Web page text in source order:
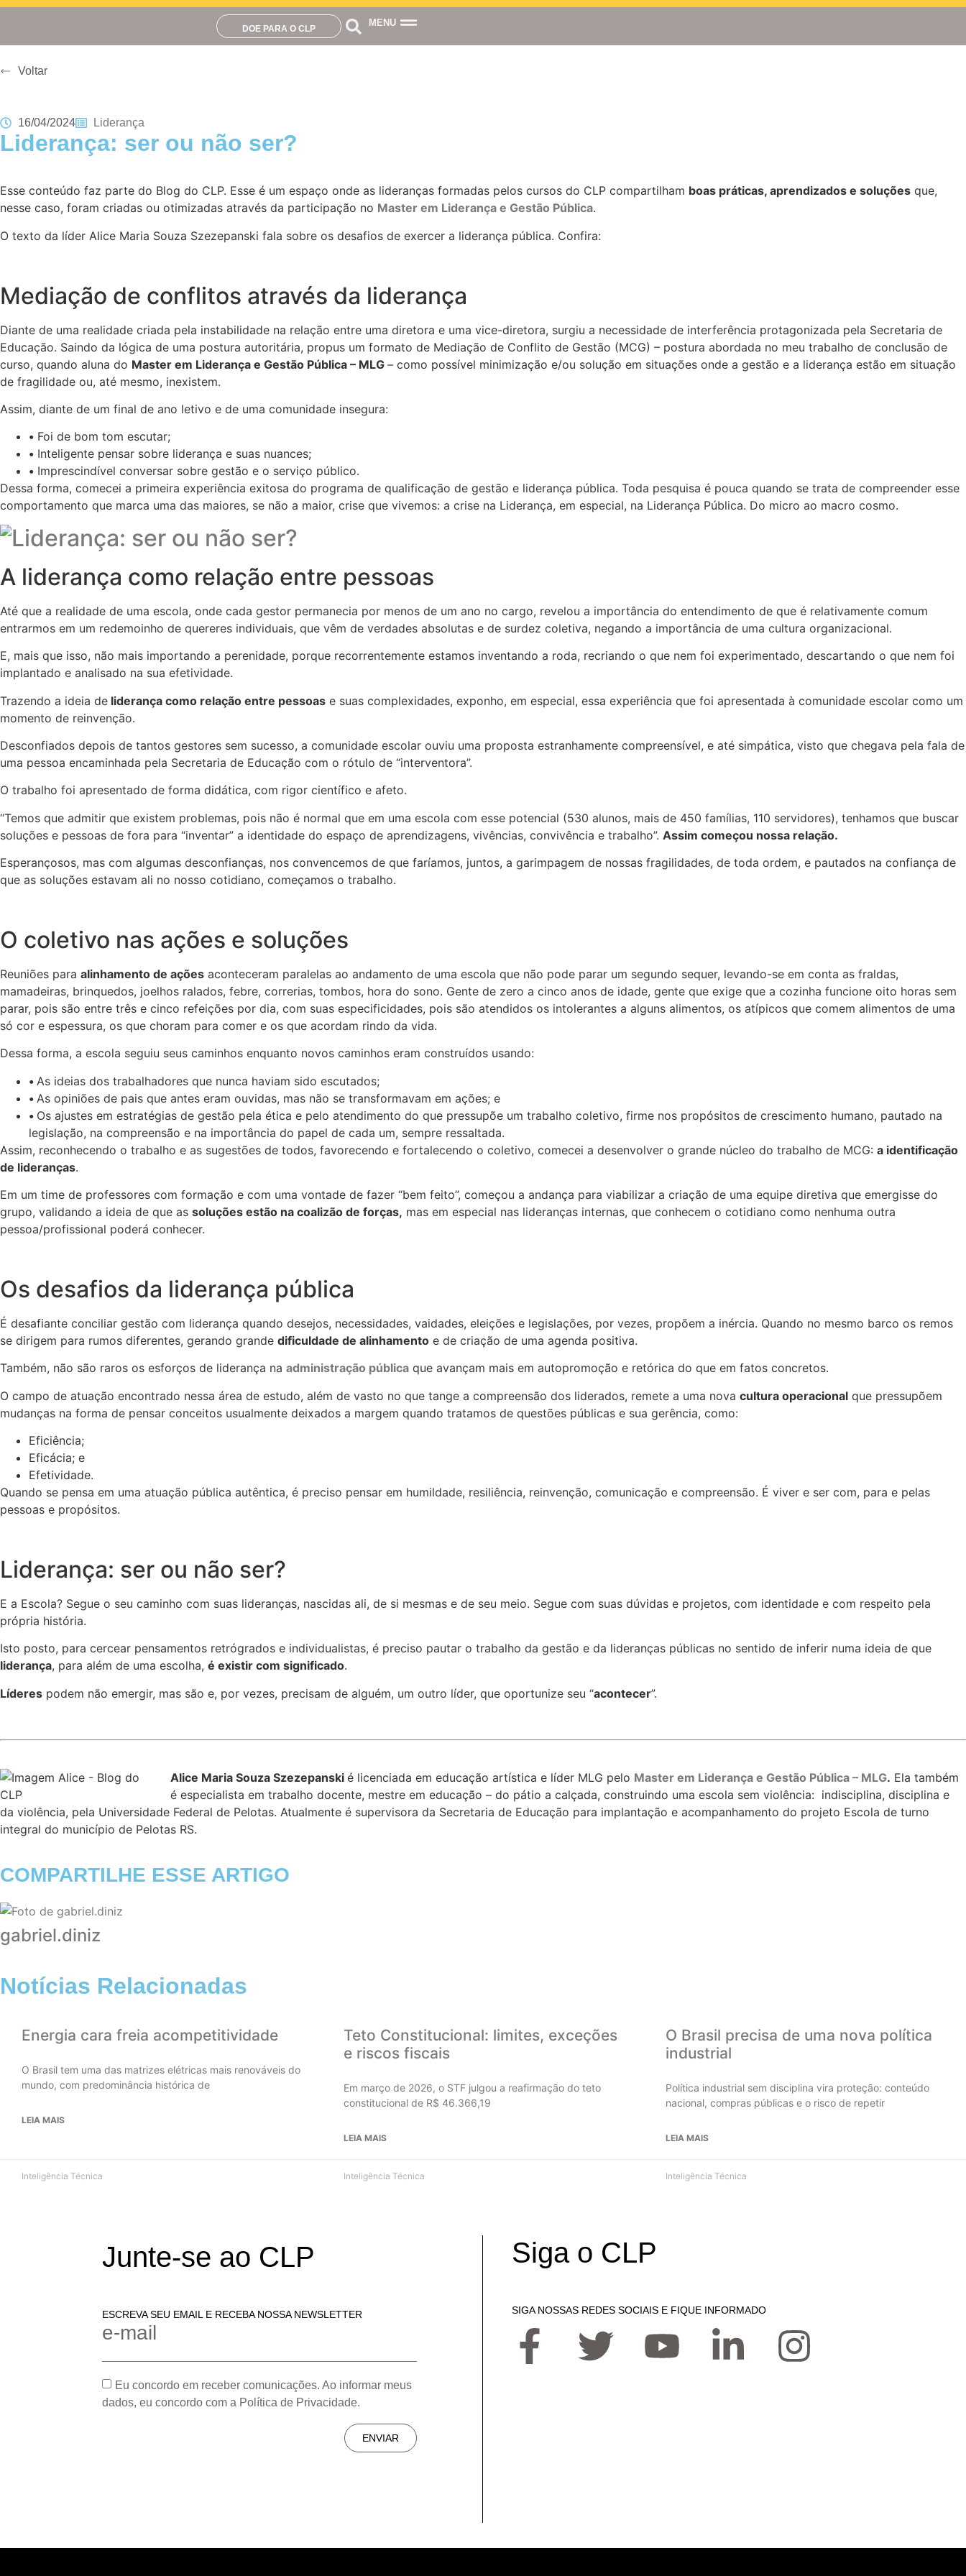
DOE PARA O CLP
MENU
Voltar
16/04/2024 Liderança
Liderança: ser ou não ser?
Esse conteúdo faz parte do Blog do CLP. Esse é um espaço onde as lideranças formadas pelos cursos do CLP compartilham boas práticas, aprendizados e soluções que,
nesse caso, foram criadas ou otimizadas através da participação no Master em Liderança e Gestão Pública.
O texto da líder Alice Maria Souza Szezepanski fala sobre os desafios de exercer a liderança pública. Confira:
Mediação de conflitos através da liderança
Diante de uma realidade criada pela instabilidade na relação entre uma diretora e uma vice-diretora, surgiu a necessidade de interferência protagonizada pela Secretaria de
Educação. Saindo da lógica de uma postura autoritária, propus um formato de Mediação de Conflito de Gestão (MCG) – postura abordada no meu trabalho de conclusão de
curso, quando aluna do Master em Liderança e Gestão Pública – MLG – como possível minimização e/ou solução em situações onde a gestão e a liderança estão em situação
de fragilidade ou, até mesmo, inexistem.
Assim, diante de um final de ano letivo e de uma comunidade insegura:
• Foi de bom tom escutar;
• Inteligente pensar sobre liderança e suas nuances;
• Imprescindível conversar sobre gestão e o serviço público.
Dessa forma, comecei a primeira experiência exitosa do programa de qualificação de gestão e liderança pública. Toda pesquisa é pouca quando se trata de compreender esse
comportamento que marca uma das maiores, se não a maior, crise que vivemos: a crise na Liderança, em especial, na Liderança Pública. Do micro ao macro cosmo.
A liderança como relação entre pessoas
Até que a realidade de uma escola, onde cada gestor permanecia por menos de um ano no cargo, revelou a importância do entendimento de que é relativamente comum
entrarmos em um redemoinho de quereres individuais, que vêm de verdades absolutas e de surdez coletiva, negando a importância de uma cultura organizacional.
E, mais que isso, não mais importando a perenidade, porque recorrentemente estamos inventando a roda, recriando o que nem foi experimentado, descartando o que nem foi
implantado e analisado na sua efetividade.
Trazendo a ideia de liderança como relação entre pessoas e suas complexidades, exponho, em especial, essa experiência que foi apresentada à comunidade escolar como um
momento de reinvenção.
Desconfiados depois de tantos gestores sem sucesso, a comunidade escolar ouviu uma proposta estranhamente compreensível, e até simpática, visto que chegava pela fala de
uma pessoa encaminhada pela Secretaria de Educação com o rótulo de “interventora”.
O trabalho foi apresentado de forma didática, com rigor científico e afeto.
“Temos que admitir que existem problemas, pois não é normal que em uma escola com esse potencial (530 alunos, mais de 450 famílias, 110 servidores), tenhamos que buscar
soluções e pessoas de fora para “inventar” a identidade do espaço de aprendizagens, vivências, convivência e trabalho”. Assim começou nossa relação.
Esperançosos, mas com algumas desconfianças, nos convencemos de que faríamos, juntos, a garimpagem de nossas fragilidades, de toda ordem, e pautados na confiança de
que as soluções estavam ali no nosso cotidiano, começamos o trabalho.
O coletivo nas ações e soluções
Reuniões para alinhamento de ações aconteceram paralelas ao andamento de uma escola que não pode parar um segundo sequer, levando-se em conta as fraldas,
mamadeiras, brinquedos, joelhos ralados, febre, correrias, tombos, hora do sono. Gente de zero a cinco anos de idade, gente que exige que a cozinha funcione oito horas sem
parar, pois são entre três e cinco refeições por dia, com suas especificidades, pois são atendidos os intolerantes a alguns alimentos, os atípicos que comem alimentos de uma
só cor e espessura, os que choram para comer e os que acordam rindo da vida.
Dessa forma, a escola seguiu seus caminhos enquanto novos caminhos eram construídos usando:
• As ideias dos trabalhadores que nunca haviam sido escutados;
• As opiniões de pais que antes eram ouvidas, mas não se transformavam em ações; e
• Os ajustes em estratégias de gestão pela ética e pelo atendimento do que pressupõe um trabalho coletivo, firme nos propósitos de crescimento humano, pautado na
legislação, na compreensão e na importância do papel de cada um, sempre ressaltada.
Assim, reconhecendo o trabalho e as sugestões de todos, favorecendo e fortalecendo o coletivo, comecei a desenvolver o grande núcleo do trabalho de MCG: a identificação
de lideranças.
Em um time de professores com formação e com uma vontade de fazer “bem feito”, começou a andança para viabilizar a criação de uma equipe diretiva que emergisse do
grupo, validando a ideia de que as soluções estão na coalizão de forças, mas em especial nas lideranças internas, que conhecem o cotidiano como nenhuma outra
pessoa/profissional poderá conhecer.
Os desafios da liderança pública
É desafiante conciliar gestão com liderança quando desejos, necessidades, vaidades, eleições e legislações, por vezes, propõem a inércia. Quando no mesmo barco os remos
se dirigem para rumos diferentes, gerando grande dificuldade de alinhamento e de criação de uma agenda positiva.
Também, não são raros os esforços de liderança na administração pública que avançam mais em autopromoção e retórica do que em fatos concretos.
O campo de atuação encontrado nessa área de estudo, além de vasto no que tange a compreensão dos liderados, remete a uma nova cultura operacional que pressupõem
mudanças na forma de pensar conceitos usualmente deixados a margem quando tratamos de questões públicas e sua gerência, como:
Eficiência;
Eficácia; e
Efetividade.
Quando se pensa em uma atuação pública autêntica, é preciso pensar em humildade, resiliência, reinvenção, comunicação e compreensão. É viver e ser com, para e pelas
pessoas e propósitos.
Liderança: ser ou não ser?
E a Escola? Segue o seu caminho com suas lideranças, nascidas ali, de si mesmas e de seu meio. Segue com suas dúvidas e projetos, com identidade e com respeito pela
própria história.
Isto posto, para cercear pensamentos retrógrados e individualistas, é preciso pautar o trabalho da gestão e da lideranças públicas no sentido de inferir numa ideia de que
liderança, para além de uma escolha, é existir com significado.
Líderes podem não emergir, mas são e, por vezes, precisam de alguém, um outro líder, que oportunize seu “acontecer”.
Alice Maria Souza Szezepanski é licenciada em educação artística e líder MLG pelo Master em Liderança e Gestão Pública – MLG. Ela também
é especialista em trabalho docente, mestre em educação – do pátio a calçada, construindo uma escola sem violência: indisciplina, disciplina e
da violência, pela Universidade Federal de Pelotas. Atualmente é supervisora da Secretaria de Educação para implantação e acompanhamento do projeto Escola de turno
integral do município de Pelotas RS.
COMPARTILHE ESSE ARTIGO
gabriel.diniz
Notícias Relacionadas
Energia cara freia acompetitividade
O Brasil tem uma das matrizes elétricas mais renováveis do
mundo, com predominância histórica de
LEIA MAIS
Inteligência Técnica
Teto Constitucional: limites, exceções
e riscos fiscais
Em março de 2026, o STF julgou a reafirmação do teto
constitucional de R$ 46.366,19
LEIA MAIS
Inteligência Técnica
O Brasil precisa de uma nova política
industrial
Política industrial sem disciplina vira proteção: conteúdo
nacional, compras públicas e o risco de repetir
LEIA MAIS
Inteligência Técnica
Junte-se ao CLP
ESCREVA SEU EMAIL E RECEBA NOSSA NEWSLETTER
e-mail
Eu concordo em receber comunicações. Ao informar meus
dados, eu concordo com a Política de Privacidade.
ENVIAR
Siga o CLP
SIGA NOSSAS REDES SOCIAIS E FIQUE INFORMADO